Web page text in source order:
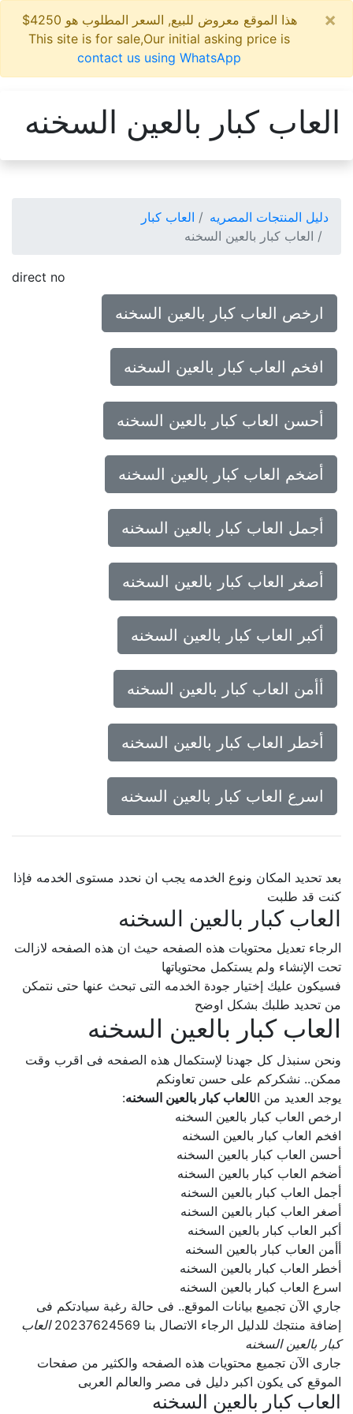
هذا الموقع معروض للبيع, السعر المطلوب هو 4250$
This site is for sale,Our initial asking price is
contact us using WhatsApp
العاب كبار بالعين السخنه
دليل المنتجات المصريه
العاب كبار
العاب كبار بالعين السخنه
direct no
ارخص العاب كبار بالعين السخنه
افخم العاب كبار بالعين السخنه
أحسن العاب كبار بالعين السخنه
أضخم العاب كبار بالعين السخنه
أجمل العاب كبار بالعين السخنه
أصغر العاب كبار بالعين السخنه
أكبر العاب كبار بالعين السخنه
أأمن العاب كبار بالعين السخنه
أخطر العاب كبار بالعين السخنه
اسرع العاب كبار بالعين السخنه
بعد تحديد المكان ونوع الخدمه يجب ان نحدد مستوى الخدمه فإذا
كنت قد طلبت
العاب كبار بالعين السخنه
الرجاء تعديل محتويات هذه الصفحه حيث ان هذه الصفحه لازالت
تحت الإنشاء ولم يستكمل محتوياتها
فسيكون عليك إختيار جودة الخدمه التى تبحث عنها حتى نتمكن
من تحديد طلبك بشكل اوضح
العاب كبار بالعين السخنه
ونحن سنبذل كل جهدنا لإستكمال هذه الصفحه فى اقرب وقت
ممكن.. نشكركم على حسن تعاونكم
يوجد العديد من ال العاب كبار بالعين السخنه:
ارخص العاب كبار بالعين السخنه
افخم العاب كبار بالعين السخنه
أحسن العاب كبار بالعين السخنه
أضخم العاب كبار بالعين السخنه
أجمل العاب كبار بالعين السخنه
أصغر العاب كبار بالعين السخنه
أكبر العاب كبار بالعين السخنه
أأمن العاب كبار بالعين السخنه
أخطر العاب كبار بالعين السخنه
اسرع العاب كبار بالعين السخنه
جاري الآن تجميع بيانات الموقع.. فى حالة رغبة سيادتكم فى
إضافة منتجك للدليل الرجاء الاتصال بنا 20237624569
العاب
كبار بالعين السخنه
جارى الآن تجميع محتويات هذه الصفحه والكثير من صفحات
الموقع كى يكون اكبر دليل فى مصر والعالم العربى
العاب كبار بالعين السخنه